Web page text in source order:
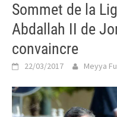
Sommet de la
Abdallah II de
convaincre
22/03/2017 Meyya